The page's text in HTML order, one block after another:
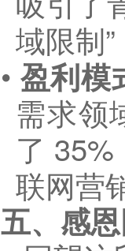
域限制”
• 盈利模
需求领
了 35%
联网营
五、感